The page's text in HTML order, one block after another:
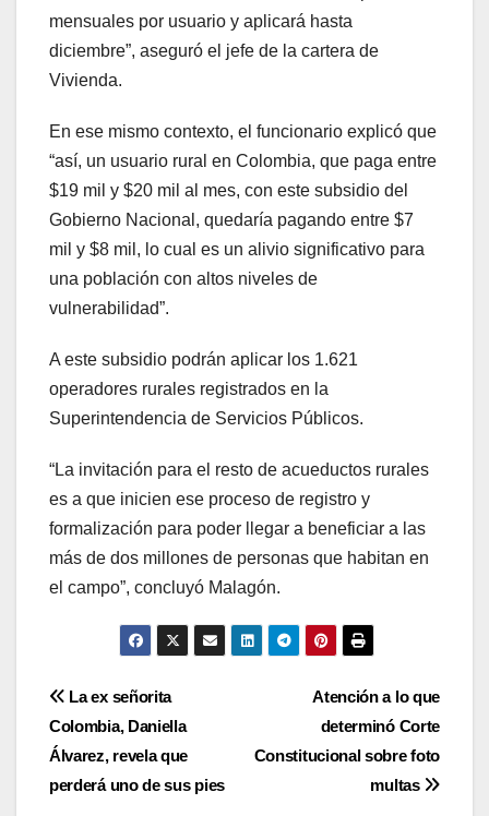
mensuales por usuario y aplicará hasta
diciembre”, aseguró el jefe de la cartera de
Vivienda.
En ese mismo contexto, el funcionario explicó que
“así, un usuario rural en Colombia, que paga entre
$19 mil y $20 mil al mes, con este subsidio del
Gobierno Nacional, quedaría pagando entre $7
mil y $8 mil, lo cual es un alivio significativo para
una población con altos niveles de
vulnerabilidad”.
A este subsidio podrán aplicar los 1.621
operadores rurales registrados en la
Superintendencia de Servicios Públicos.
“La invitación para el resto de acueductos rurales
es a que inicien ese proceso de registro y
formalización para poder llegar a beneficiar a las
más de dos millones de personas que habitan en
el campo”, concluyó Malagón.
Navegación
de
entradas
Atención a lo que
determinó Corte
Constitucional sobre foto
multas
La ex señorita
Colombia, Daniella
Álvarez, revela que
perderá uno de sus pies